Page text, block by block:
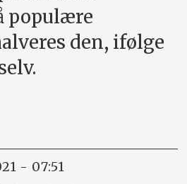
populære
den, ifølge
- 07:51